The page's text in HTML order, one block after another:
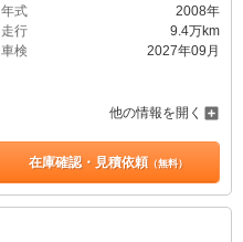
年式
2008年
走行
9.4万km
車検
2027年09月
他の情報を開く
在庫確認・見積依頼（無料）